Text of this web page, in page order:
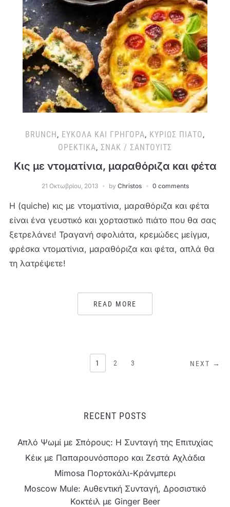
BRUNCH, ΕΎΚΟΛΑ ΚΑΙ ΓΡΉΓΟΡΑ, ΚΥΡΊΩΣ ΠΙΆΤΟ,
ΟΡΕΚΤΙΚΆ, ΣΝΑΚ / ΣΆΝΤΟΥΙΤΣ
Κις με ντοματίνια, μαραθόριζα και φέτα
21 Οκτωβρίου, 2013 by Christos 0 comments
Η (quiche) κις με ντοματίνια, μαραθόριζα και φέτα
είναι ένα γευστικό και χορταστικό πιάτο που θα σας
ξετρελάνει! Τραγανή σφολιάτα, κρεμώδες μείγμα,
φρέσκα ντοματίνια, μαραθόριζα και φέτα, απλά θα
τη λατρέψετε!
READ MORE
ΣΕΛΙΔΟΠΟΊΗΣΗ1 2 3 NEXT →
RECENT POSTS
Απλό Ψωμί με Σπόρους: Η Συνταγή της Επιτυχίας
Κέικ με Παπαρουνόσπορο και Ζεστά Αχλάδια
Mimosa Πορτοκάλι-Κράνμπερι
Moscow Mule: Αυθεντική Συνταγή, Δροσιστικό
Κοκτέιλ με Ginger Beer